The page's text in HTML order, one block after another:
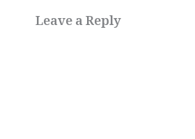
Leave a Reply